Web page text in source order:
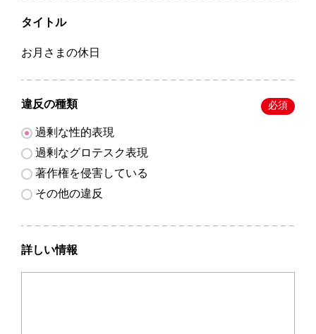
タイトル
お月さまの休日
違反の種類 必須
過剰な性的表現
過剰なグロテスク表現
著作権を侵害している
その他の違反
詳しい情報